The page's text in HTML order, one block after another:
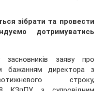
зібрати та провести
дотримуватись
заяву про
бажанням директора з
строку,